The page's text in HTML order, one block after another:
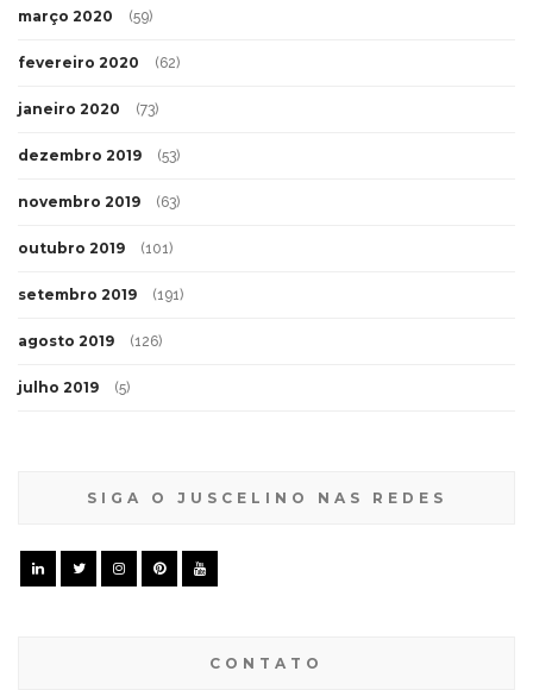
março 2020 (59)
fevereiro 2020 (62)
janeiro 2020 (73)
dezembro 2019 (53)
novembro 2019 (63)
outubro 2019 (101)
setembro 2019 (191)
agosto 2019 (126)
julho 2019 (5)
SIGA O JUSCELINO NAS REDES
CONTATO